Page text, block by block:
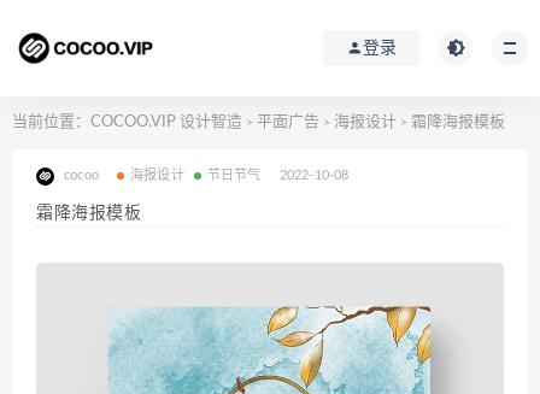
登录
当前位置： COCOO.VIP 设计智造 > 平面广告 > 海报设计 > 霜降海报模板
cocoo 海报设计 节日节气 2022-10-08
霜降海报模板